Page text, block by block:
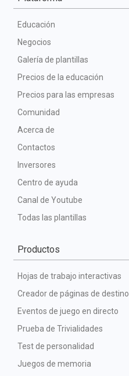
Educación
Negocios
Galería de plantillas
Precios de la educación
Precios para las empresas
Comunidad
Acerca de
Contactos
Inversores
Centro de ayuda
Canal de Youtube
Todas las plantillas
Productos
Hojas de trabajo interactivas
Creador de páginas de destino
Eventos de juego en directo
Prueba de Trivialidades
Test de personalidad
Juegos de memoria